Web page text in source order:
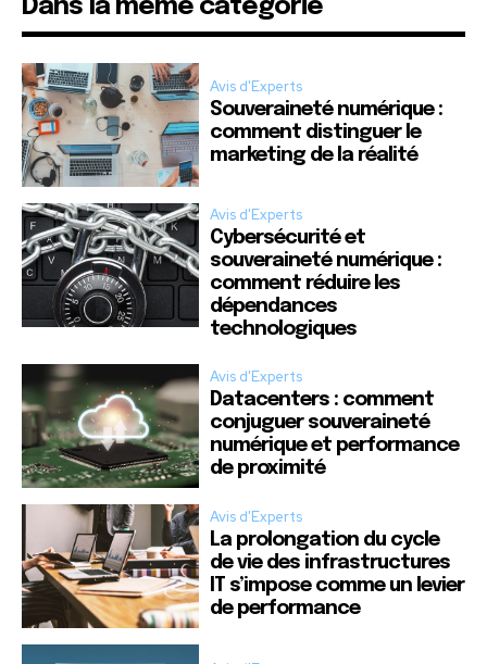
Dans la même catégorie
Avis d'Experts
Souveraineté numérique :
comment distinguer le
marketing de la réalité
Avis d'Experts
Cybersécurité et
souveraineté numérique :
comment réduire les
dépendances
technologiques
Avis d'Experts
Datacenters : comment
conjuguer souveraineté
numérique et performance
de proximité
Avis d'Experts
La prolongation du cycle
de vie des infrastructures
IT s’impose comme un levier
de performance